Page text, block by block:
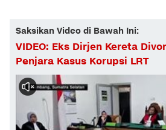
Saksikan Video di Bawah Ini:
VIDEO: Eks Dirjen Kereta
Penjara Kasus Korupsi LRT